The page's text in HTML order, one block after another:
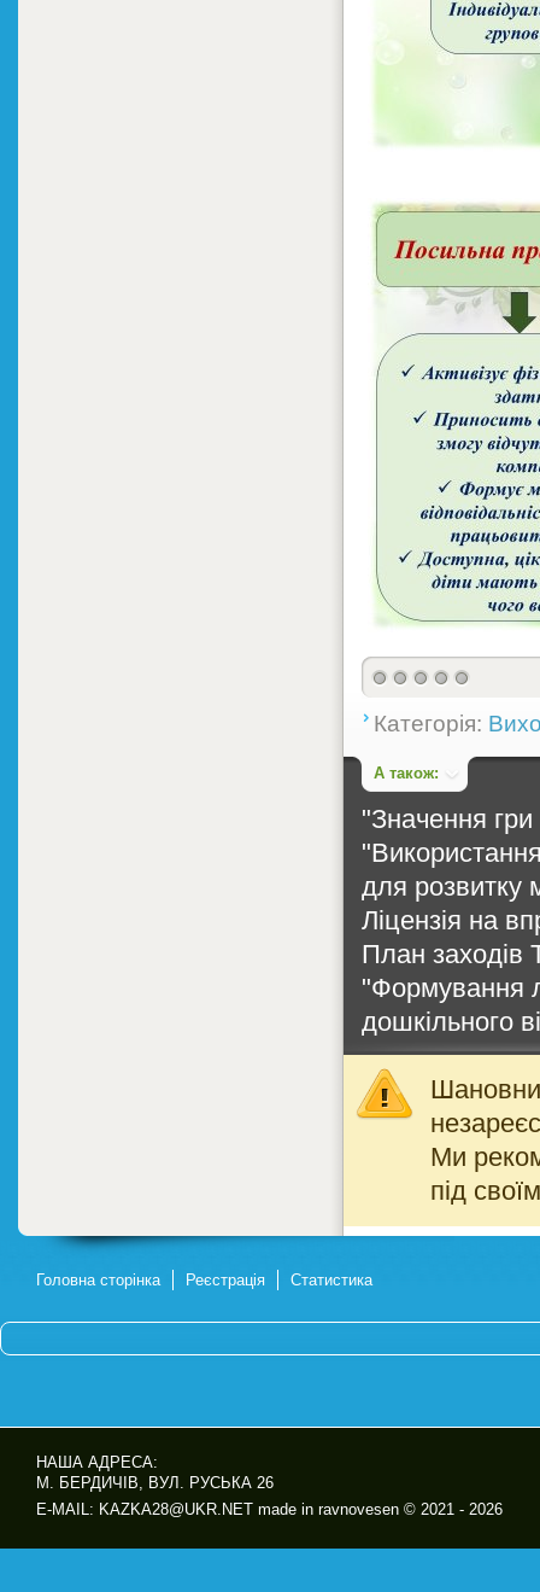
Категорія:
А також:
"Значення гри
для розвитку
Ліцензія на
План заходів
"Формування
дошкільного
Ми
під
Головна сторінка Реєстрація Статистика
НАША АДРЕСА:
М. БЕРДИЧІВ, ВУЛ. РУСЬКА 26
E-MAIL: KAZKA28@UKR.NET made in ravnovesen © 2021 - 2026